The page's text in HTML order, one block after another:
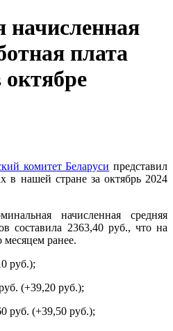
плата
комитет Беларуси представил
в нашей стране за октябрь 2024
начисленная средняя
составила 2363,40 руб., что на
ранее.
руб.);
(+39,20 руб.);
руб. (+39,50 руб.);